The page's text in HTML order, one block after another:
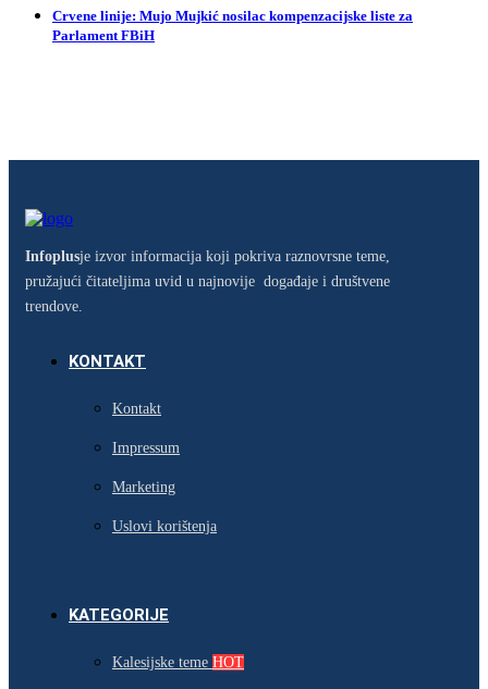
Crvene linije: Mujo Mujkić nosilac kompenzacijske liste za
Parlament FBiH
Infoplusje izvor informacija koji pokriva raznovrsne teme,
pružajući čitateljima uvid u najnovije događaje i društvene
trendove.
KONTAKT
Kontakt
Impressum
Marketing
Uslovi korištenja
KATEGORIJE
Kalesijske teme HOT